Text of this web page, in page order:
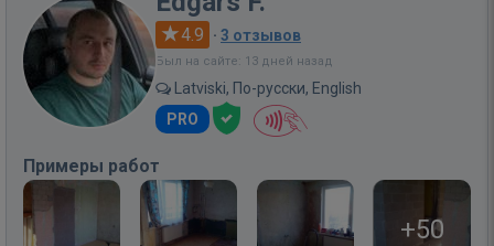
4.9 · 3 отзывов
Был на сайте: 13 дней назад
Latviski, По-русски, English
PRO
Примеры работ
+50